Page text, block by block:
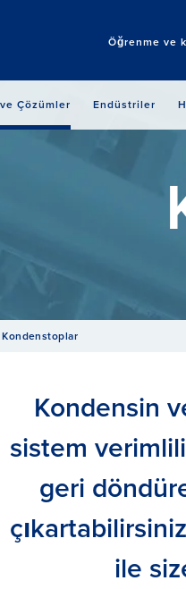
Öğrenme ve
Çözümler Endüstriler
Kondenstoplar
Kondensin
sistem
geri
ile